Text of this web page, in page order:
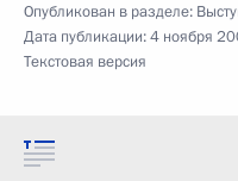
Опубликован в разделе:
Дата публикации:4 ноября
Текстовая версия